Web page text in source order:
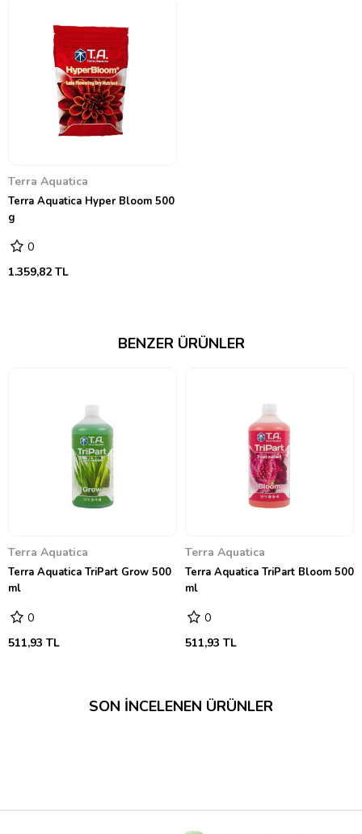
Terra Aquatica
Terra Aquatica Hyper Bloom 500
g
0
1.359,82 TL
BENZER ÜRÜNLER
Terra Aquatica
Terra Aquatica TriPart Grow 500
ml
0
511,93 TL
Terra Aquatica
Terra Aquatica TriPart Bloom 500
ml
0
511,93 TL
SON İNCELENEN ÜRÜNLER